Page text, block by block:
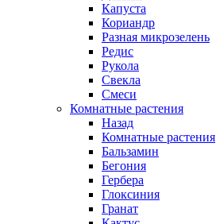
Капуста
Кориандр
Разная микрозелень
Редис
Рукола
Свекла
Смеси
Комнатные растения
Назад
Комнатные растения
Бальзамин
Бегония
Гербера
Глоксиния
Гранат